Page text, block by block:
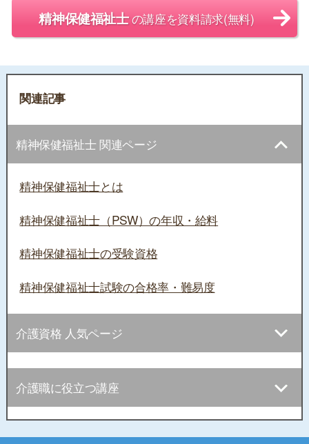
精神保健福祉士の講座を資料請求(無料)
関連記事
精神保健福祉士 関連ページ
精神保健福祉士とは
精神保健福祉士（PSW）の年収・給料
精神保健福祉士の受験資格
精神保健福祉士試験の合格率・難易度
介護資格 人気ページ
介護職に役立つ講座